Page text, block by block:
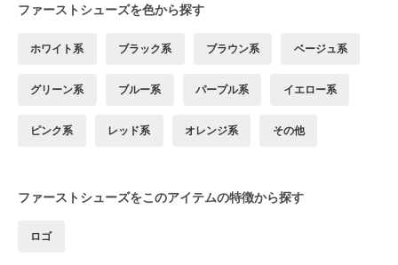
ファーストシューズを色から探す
ホワイト系 ブラック系 ブラウン系 ベージュ系
グリーン系 ブルー系 パープル系 イエロー系
ピンク系 レッド系 オレンジ系 その他
ファーストシューズをこのアイテムの特徴から探す
ロゴ